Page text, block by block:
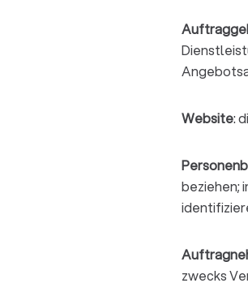
Website:
beziehen;
zwecks